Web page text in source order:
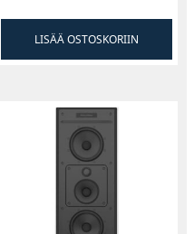
LISÄÄ OSTOSKORIIN